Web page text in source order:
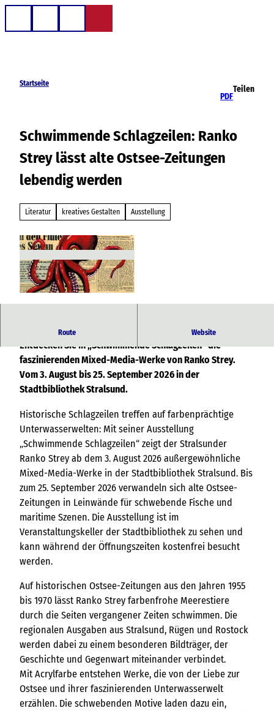
Startseite
PDF
Teilen
Schwimmende Schlagzeilen: Ranko
Strey lässt alte Ostsee-Zeitungen
lebendig werden
Literatur kreatives Gestalten Ausstellung
Route Website
Historische Ostsee-Zeitungen werden zur Leinwand:
Entdecken Sie in „Schwimmende Schlagzeilen“ die
faszinierenden Mixed-Media-Werke von Ranko Strey.
Vom 3. August bis 25. September 2026 in der
Stadtbibliothek Stralsund.
Historische Schlagzeilen treffen auf farbenprächtige
Unterwasserwelten: Mit seiner Ausstellung
„Schwimmende Schlagzeilen“ zeigt der Stralsunder
Ranko Strey ab dem 3. August 2026 außergewöhnliche
Mixed-Media-Werke in der Stadtbibliothek Stralsund. Bis
zum 25. September 2026 verwandeln sich alte Ostsee-
Zeitungen in Leinwände für schwebende Fische und
maritime Szenen. Die Ausstellung ist im
Veranstaltungskeller der Stadtbibliothek zu sehen und
kann während der Öffnungszeiten kostenfrei besucht
werden.
Auf historischen Ostsee-Zeitungen aus den Jahren 1955
bis 1970 lässt Ranko Strey farbenfrohe Meerestiere
durch die Seiten vergangener Zeiten schwimmen. Die
regionalen Ausgaben aus Stralsund, Rügen und Rostock
werden dabei zu einem besonderen Bildträger, der
Geschichte und Gegenwart miteinander verbindet.
Mit Acrylfarbe entstehen Werke, die von der Liebe zur
Ostsee und ihrer faszinierenden Unterwasserwelt
erzählen. Die schwebenden Motive laden dazu ein,